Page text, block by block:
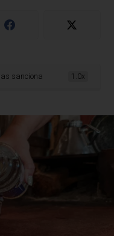
sanciona lei que vai facilitar a
1.0x